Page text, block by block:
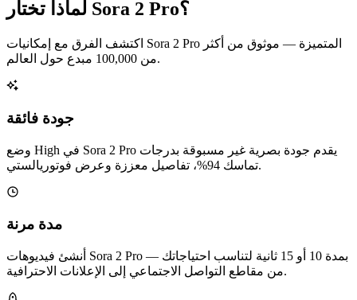
لماذا تختار Sora 2 Pro؟
اكتشف الفرق مع إمكانيات Sora 2 Pro المتميزة — موثوق من أكثر
من 100,000 مبدع حول العالم.
جودة فائقة
وضع High في Sora 2 Pro يقدم جودة بصرية غير مسبوقة بدرجات
تماسك 94%، تفاصيل معززة وعرض فوتوريالستي.
مدة مرنة
أنشئ فيديوهات Sora 2 Pro بمدة 10 أو 15 ثانية لتناسب احتياجاتك —
من مقاطع التواصل الاجتماعي إلى الإعلانات الاحترافية.